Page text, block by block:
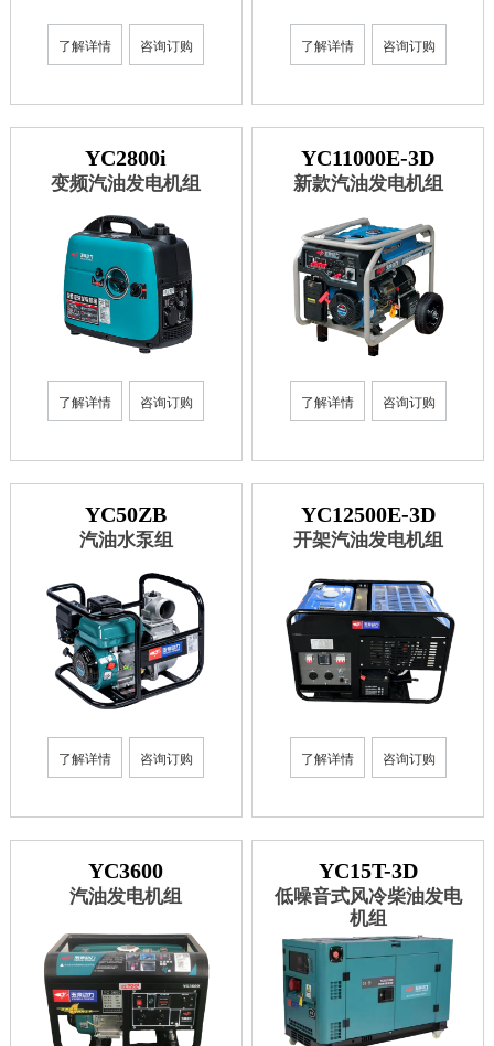
了解详情 咨询订购 了解详情 咨询订购
YC2800i
变频汽油发电机组
了解详情 咨询订购
YC11000E-3D
新款汽油发电机组
了解详情 咨询订购
YC50ZB
汽油水泵组
了解详情 咨询订购
YC12500E-3D
开架汽油发电机组
了解详情 咨询订购
YC3600
汽油发电机组
YC15T-3D
低噪音式风冷柴油发电
机组